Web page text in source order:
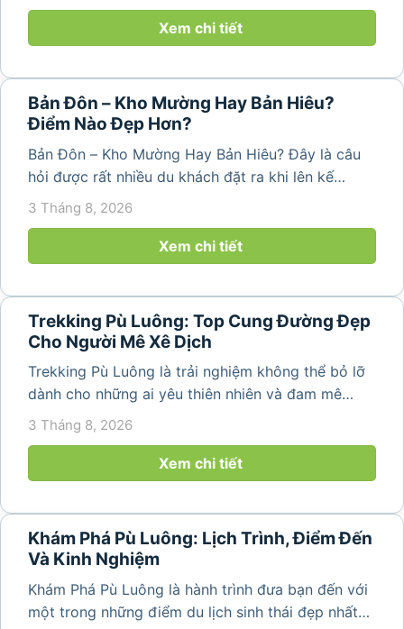
làng yên bình, thác...Xem chi tiết
Bản Đôn – Kho Mường Hay Bản Hiêu?
Điểm Nào Đẹp Hơn?
Bản Đôn – Kho Mường Hay Bản Hiêu? Đây là câu
hỏi được rất nhiều du khách đặt ra khi lên kế
hoạch khám phá Pù Luông. Mỗi địa điểm đều
mang một vẻ đẹp riêng, từ những cánh đồng
ruộng bậc thang, bản làng...
3 Tháng 8, 2026
Xem chi tiết
Trekking Pù Luông: Top Cung Đường Đẹp
Cho Người Mê Xê Dịch
Trekking Pù Luông là trải nghiệm không thể bỏ lỡ
dành cho những ai yêu thiên nhiên và đam mê
khám phá. Với những cung đường băng qua ruộng
và các thung lũng xanh mát, Pù...
3 Tháng 8, 2026
Xem chi tiết
Khám Phá Pù Luông: Lịch Trình, Điểm Đến
Và Kinh Nghiệm
Khám Phá Pù Luông là hành trình đưa bạn đến với
một trong những điểm du lịch sinh thái đẹp nhất